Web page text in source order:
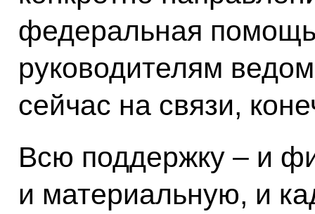
федеральная
руководителям
сейчас на связи,
Всю поддержку – и
и материальную, и